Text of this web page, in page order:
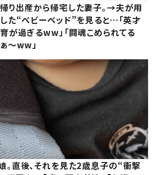
り出産から帰宅した妻子。→夫が用
た“ベビーベッド”を見ると…「英才
が過ぎるww」「闘魂こめられてる
～ww」
。直後、それを見た2歳息子の“衝撃